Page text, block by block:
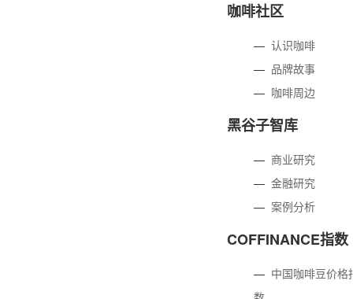
咖啡社区
—认识咖啡
— 品牌故事
— 咖啡周边
黑谷子智库
— 商业研究
—金融研究
—案例分析
COFFINANCE指数
— 中国咖啡豆价格